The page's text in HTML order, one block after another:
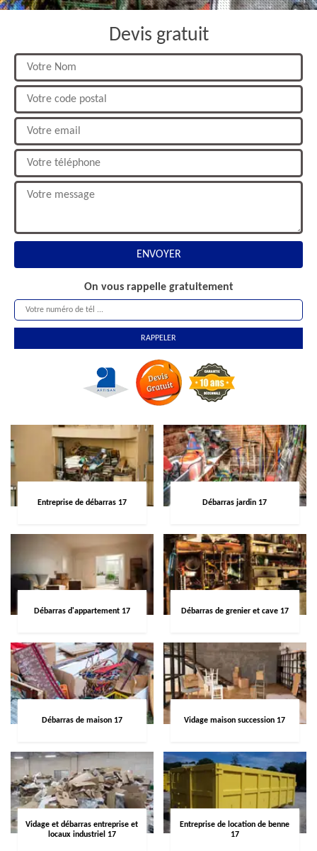
Devis gratuit
On vous rappelle gratuitement
Entreprise de débarras 17 Débarras jardin 17
Débarras d'appartement 17 Débarras de grenier et cave 17
Débarras de maison 17 Vidage maison succession 17
Vidage et débarras entreprise et
locaux industriel 17
Entreprise de location de benne
17